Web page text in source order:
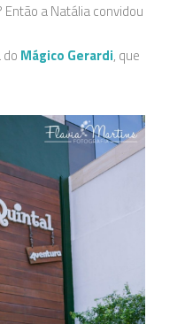
a Natália convidou
Mágico Gerardi, que